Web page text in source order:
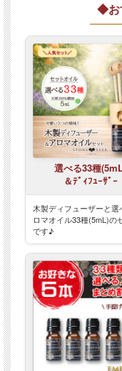
◆お
選べる33種
＆ﾃﾞｨﾌｭｰｻﾞｰ
木製ディフューザーと選
ロマオイル33種(5mL)の
です♪